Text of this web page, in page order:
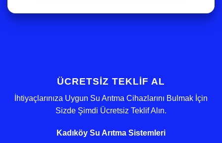
ÜCRETSİZ TEKLİF AL
İhtiyaçlarınıza Uygun Su Arıtma Cihazlarını Bulmak İçin
Sizde Şimdi Ücretsiz Teklif Alın.
Kadıköy Su Arıtma Sistemleri